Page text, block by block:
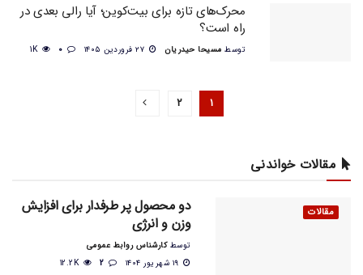
محرک‌های تازه برای بیت‌کوین؛ آیا رالی بعدی در
راه است؟
توسط مسیحا حیدریان 1K
۱ ۲
مقالات خواندنی
مقالات
دو محصول پر طرفدار برای افزایش
وزن و انرژی
توسط کارشناس روابط عمومی
12.2K